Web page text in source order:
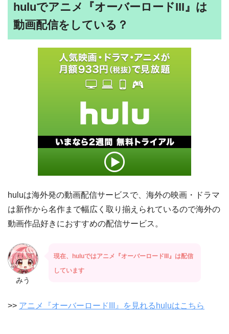
huluでアニメ『オーバーロードIII』は
動画配信をしている？
huluは海外発の動画配信サービスで、海外の映画・ドラマ
は新作から名作まで幅広く取り揃えられているので海外の
動画作品好きにおすすめの配信サービス。
みう
現在、huluではアニメ『オーバーロードIII』は配信
しています
>> アニメ『オーバーロードIII』を見れるhuluはこちら